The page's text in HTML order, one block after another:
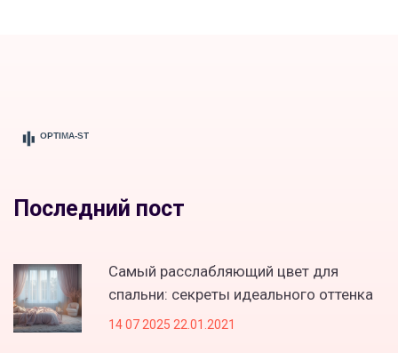
Последний пост
Самый расслабляющий цвет для
спальни: секреты идеального оттенка
14 07 2025 22.01.2021